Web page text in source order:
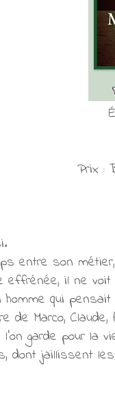
Prix :
entre son
effrénée, il ne
homme qui
de Marco,
garde pour la
dont jaillissent